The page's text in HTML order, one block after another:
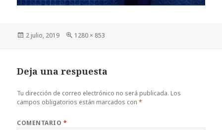
Publicado
2 julio, 2019
Tamaño
1280 × 853
Deja una respuesta
Tu dirección de correo electrónico no será publicada. Los
campos obligatorios están marcados con*
COMENTARIO *